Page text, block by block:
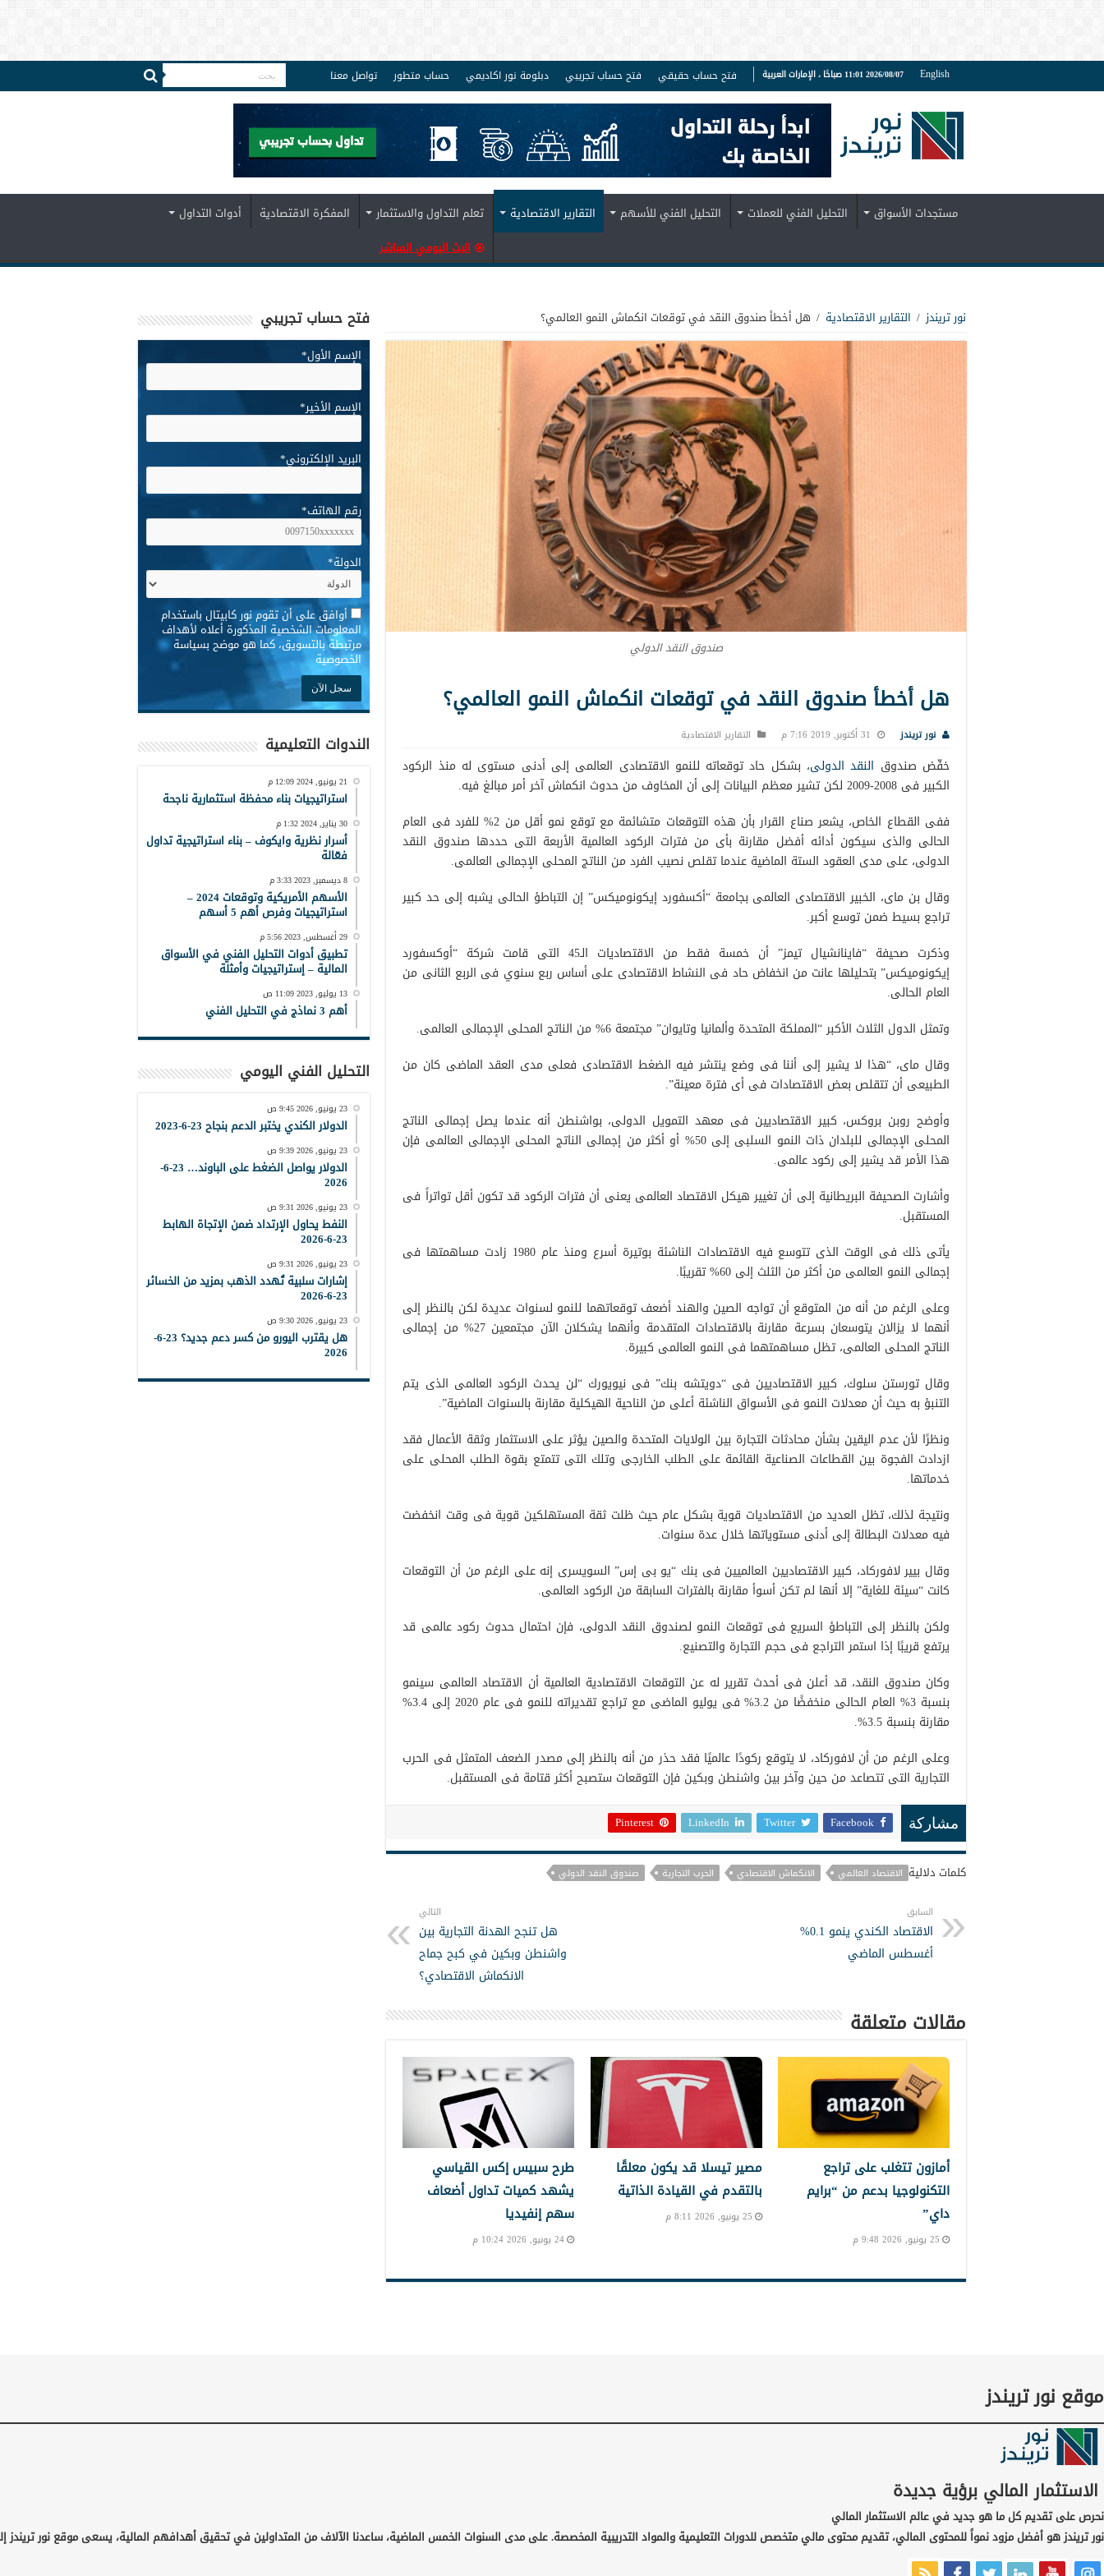
English 2026/08/07 11:01 صباحًا ، الإمارات العربية فتح حساب حقيقي فتح حساب تجريبي دبلومة نور اكاديمي حساب متطور تواصل معنا
مستجدات الأسواق التحليل الفني للعملات التحليل الفني للأسهم التقارير الاقتصادية تعلم التداول والاستثمار المفكرة الاقتصادية
أدوات التداول
البث اليومي المباشر
نور تريندز / التقارير الاقتصادية / هل أخطأ صندوق النقد في توقعات انكماش النمو العالمي؟
صندوق النقد الدولي
هل أخطأ صندوق النقد في توقعات انكماش النمو العالمي؟
نور تريندز 31 أكتوبر, 2019 7:16 م التقارير الاقتصادية
خفّض صندوق النقد الدولى، بشكل حاد توقعاته للنمو الاقتصادى العالمى إلى أدنى مستوى له منذ الركود
الكبير فى 2008-2009 لكن تشير معظم البيانات إلى أن المخاوف من حدوث انكماش آخر أمر مبالغ فيه.
ففى القطاع الخاص، يشعر صناع القرار بأن هذه التوقعات متشائمة مع توقع نمو أقل من 2% للفرد فى العام
الحالى والذى سيكون أدائه أفضل مقارنة بأى من فترات الركود العالمية الأربعة التى حددها صندوق النقد
الدولى، على مدى العقود الستة الماضية عندما تقلص نصيب الفرد من الناتج المحلى الإجمالى العالمى.
وقال بن ماى، الخبير الاقتصادى العالمى بجامعة “أكسفورد إيكونوميكس” إن التباطؤ الحالى يشبه إلى حد كبير
تراجع بسيط ضمن توسع أكبر.
وذكرت صحيفة “فاينانشيال تيمز” أن خمسة فقط من الاقتصاديات الـ45 التى قامت شركة “أوكسفورد
إيكونوميكس” بتحليلها عانت من انخفاض حاد فى النشاط الاقتصادى على أساس ربع سنوي فى الربع الثانى من
العام الحالى.
وتمثل الدول الثلاث الأكبر “المملكة المتحدة وألمانيا وتايوان” مجتمعة 6% من الناتج المحلى الإجمالى العالمى.
وقال ماى، “هذا لا يشير إلى أننا فى وضع ينتشر فيه الضغط الاقتصادى فعلى مدى العقد الماضى كان من
الطبيعى أن تتقلص بعض الاقتصادات فى أى فترة معينة”.
وأوضح روبن بروكس، كبير الاقتصاديين فى معهد التمويل الدولى، بواشنطن أنه عندما يصل إجمالى الناتج
المحلى الإجمالى للبلدان ذات النمو السلبى إلى 50% أو أكثر من إجمالى الناتج المحلى الإجمالى العالمى فإن
هذا الأمر قد يشير إلى ركود عالمى.
وأشارت الصحيفة البريطانية إلى أن تغيير هيكل الاقتصاد العالمى يعنى أن فترات الركود قد تكون أقل تواتراً فى
المستقبل.
يأتى ذلك فى الوقت الذى تتوسع فيه الاقتصادات الناشئة بوتيرة أسرع ومنذ عام 1980 زادت مساهمتها فى
إجمالى النمو العالمى من أكثر من الثلث إلى 60% تقريبًا.
وعلى الرغم من أنه من المتوقع أن تواجه الصين والهند أضعف توقعاتهما للنمو لسنوات عديدة لكن بالنظر إلى
أنهما لا يزالان يتوسعان بسرعة مقارنة بالاقتصادات المتقدمة وأنهما يشكلان الآن مجتمعين 27% من إجمالى
الناتج المحلى العالمى، تظل مساهمتهما فى النمو العالمى كبيرة.
وقال تورستن سلوك، كبير الاقتصاديين فى “دويتشه بنك” فى نيويورك “لن يحدث الركود العالمى الذى يتم
التنبؤ به حيث أن معدلات النمو فى الأسواق الناشئة أعلى من الناحية الهيكلية مقارنة بالسنوات الماضية”.
ونظرًا لأن عدم اليقين بشأن محادثات التجارة بين الولايات المتحدة والصين يؤثر على الاستثمار وثقة الأعمال فقد
ازدادت الفجوة بين القطاعات الصناعية القائمة على الطلب الخارجى وتلك التى تتمتع بقوة الطلب المحلى على
خدماتها.
ونتيجة لذلك، تظل العديد من الاقتصاديات قوية بشكل عام حيث ظلت ثقة المستهلكين قوية فى وقت انخفضت
فيه معدلات البطالة إلى أدنى مستوياتها خلال عدة سنوات.
وقال بيير لافوركاد، كبير الاقتصاديين العالميين فى بنك “يو بى إس” السويسرى إنه على الرغم من أن التوقعات
كانت “سيئة للغاية” إلا أنها لم تكن أسوأ مقارنة بالفترات السابقة من الركود العالمى.
ولكن بالنظر إلى التباطؤ السريع فى توقعات النمو لصندوق النقد الدولى، فإن احتمال حدوث ركود عالمى قد
يرتفع قريبًا إذا استمر التراجع فى حجم التجارة والتصنيع.
وكان صندوق النقد، قد أعلن فى أحدث تقرير له عن التوقعات الاقتصادية العالمية أن الاقتصاد العالمى سينمو
بنسبة 3% العام الحالى منخفضًا من 3.2% فى يوليو الماضى مع تراجع تقديراته للنمو فى عام 2020 إلى 3.4%
مقارنة بنسبة 3.5%.
وعلى الرغم من أن لافوركاد، لا يتوقع ركودًا عالميًا فقد حذر من أنه بالنظر إلى مصدر الضعف المتمثل فى الحرب
التجارية التى تتصاعد من حين وآخر بين واشنطن وبكين فإن التوقعات ستصبح أكثر قتامة فى المستقبل.
مشاركة Facebook
Twitter
LinkedIn
Pinterest
كلمات دلالية الاقتصاد العالمي الانكماش الاقتصادي الحرب التجارية صندوق النقد الدولي
السابق
الاقتصاد الكندي ينمو 0.1%
أغسطس الماضي
التالي
هل تنجح الهدنة التجارية بين
واشنطن وبكين في كبح جماح
الانكماش الاقتصادي؟
مقالات متعلقة
أمازون تتغلب على تراجع
التكنولوجيا بدعم من “برايم
داي”
25 يونيو, 2026 9:48 م
مصير تيسلا قد يكون معلقًا
بالتقدم في القيادة الذاتية
25 يونيو, 2026 8:11 م
طرح سبيس إكس القياسي
يشهد كميات تداول أضعاف
سهم إنفيديا
24 يونيو, 2026 10:24 م
فتح حساب تجريبي
الإسم الأول*
الإسم الأخير*
البريد الإلكتروني*
رقم الهاتف*
الدولة*
* أوافق على أن تقوم نور كابيتال باستخدام
المعلومات الشخصية المذكورة أعلاه لأهداف
مرتبطة بالتسويق، كما هو موضح بسياسة
الخصوصية
الندوات التعليمية
21 يونيو, 2024 12:09 م
استراتيجيات بناء محفظة استثمارية ناجحة
30 يناير, 2024 1:32 م
أسرار نظرية وايكوف – بناء استراتيجية تداول
فعّالة
8 ديسمبر, 2023 3:33 م
الأسهم الأمريكية وتوقعات 2024 –
استراتيجيات وفرص أهم 5 أسهم
29 أغسطس, 2023 5:56 م
تطبيق أدوات التحليل الفني في الأسواق
المالية – إستراتيجيات وأمثلة
13 يوليو, 2023 11:09 ص
أهم 3 نماذج في التحليل الفني
التحليل الفني اليومي
23 يونيو, 2026 9:45 ص
الدولار الكندي يختبر الدعم بنجاح 23-6-2023
23 يونيو, 2026 9:39 ص
الدولار يواصل الضغط على الباوند… 23-6-
2026
23 يونيو, 2026 9:31 ص
النفط يحاول الإرتداد ضمن الإتجاة الهابط
23-6-2026
23 يونيو, 2026 9:31 ص
إشارات سلبية تُهدد الذهب بمزيد من الخسائر
23-6-2026
23 يونيو, 2026 9:30 ص
هل يقترب اليورو من كسر دعم جديد؟ 23-6-
2026
موقع نور تريندز
الاستثمار المالي برؤية جديدة
نحرص على تقديم كل ما هو جديد في عالم الاستثمار المالي
نور تريندز هو أفضل مزود نمواً للمحتوى المالي، تقديم محتوى مالي متخصص للدورات التعليمية والمواد التدريبية المخصصة. على مدى السنوات الخمس الماضية، ساعدنا الآلاف من المتداولين في تحقيق أهدافهم المالية، يسعى موقع نور تريندز